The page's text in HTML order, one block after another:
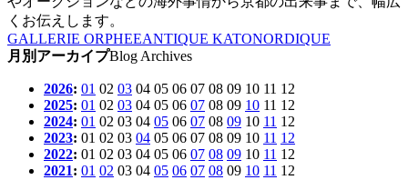
くお伝えします。
GALLERIE ORPHEEANTIQUE KATONORDIQUE
月別アーカイプBlog Archives
2026: 01 02 03 04 05 06 07 08 09 10 11 12
2025: 01 02 03 04 05 06 07 08 09 10 11 12
2024: 01 02 03 04 05 06 07 08 09 10 11 12
2023: 01 02 03 04 05 06 07 08 09 10 11 12
2022: 01 02 03 04 05 06 07 08 09 10 11 12
2021: 01 02 03 04 05 06 07 08 09 10 11 12